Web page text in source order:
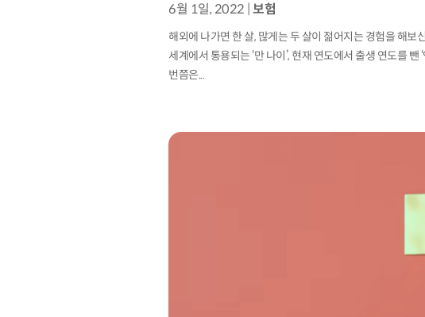
6월 1일, 2022 보험
해외에 나가면 한 살, 많게는 두 살이 젊어지는 경험을 해보
세계에서 통용되는 ‘만 나이’, 현재 연도에서 출생 연도를
번쯤은...